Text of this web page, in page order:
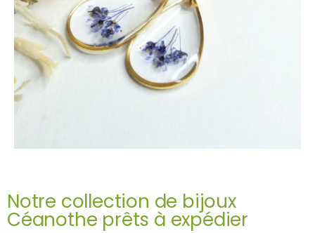
Notre collection de bijoux
Céanothe prêts à expédier